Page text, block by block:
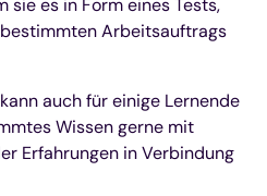
sie es in Form eines Tests,
Arbeitsauftrags
auch für einige Lernende
Wissen gerne mit
Erfahrungen in Verbindung